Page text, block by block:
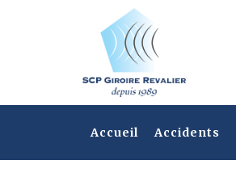
Accueil Accidents